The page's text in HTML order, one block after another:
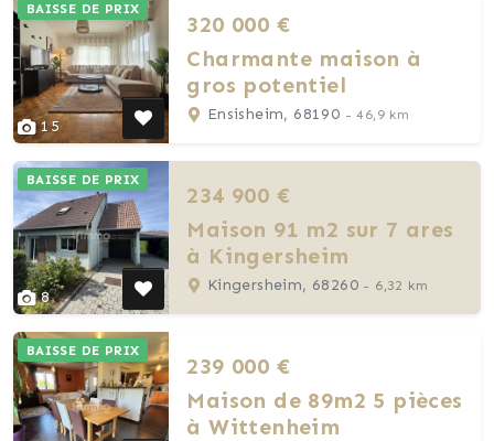
15
BAISSE DE PRIX
320 000 €
Charmante maison à
gros potentiel
Ensisheim, 68190 - 46,9 km
8
BAISSE DE PRIX
234 900 €
Maison 91 m2 sur 7 ares
à Kingersheim
Kingersheim, 68260 - 6,32 km
BAISSE DE PRIX
239 000 €
Maison de 89m2 5 pièces
à Wittenheim